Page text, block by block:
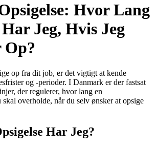
Hvor Lang
Jeg, Hvis Jeg
Op?
op fra dit job, er det vigtigt at kende
og -perioder. I Danmark er der fastsat
der regulerer, hvor lang en
skal overholde, når du selv ønsker at opsige
Har Jeg?